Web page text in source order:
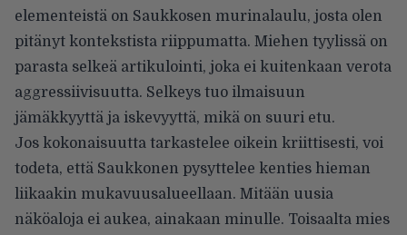
elementeistä on Saukkosen murinalaulu, josta olen
pitänyt kontekstista riippumatta. Miehen tyylissä on
parasta selkeä artikulointi, joka ei kuitenkaan verota
aggressiivisuutta. Selkeys tuo ilmaisuun
jämäkkyyttä ja iskevyyttä, mikä on suuri etu.
Jos kokonaisuutta tarkastelee oikein kriittisesti, voi
todeta, että Saukkonen pysyttelee kenties hieman
liikaakin mukavuusalueellaan. Mitään uusia
näköaloja ei aukea, ainakaan minulle. Toisaalta mies